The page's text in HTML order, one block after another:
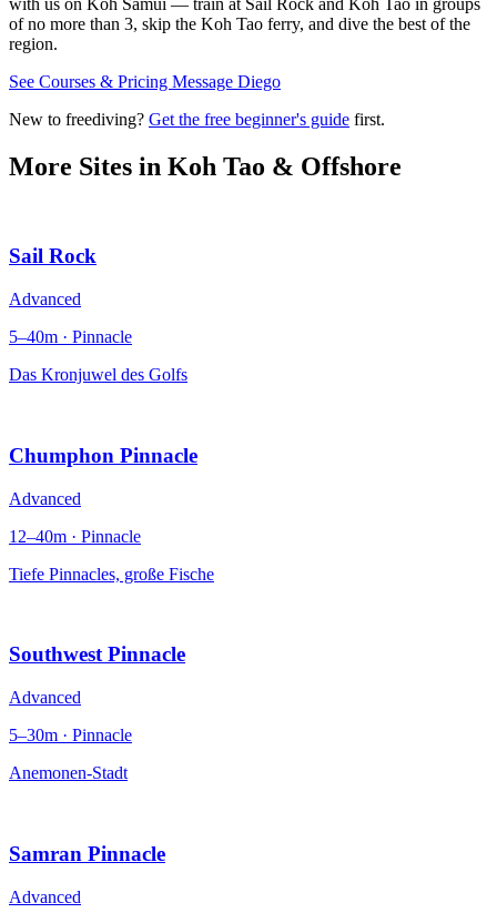
with us on Koh Samui — train at Sail Rock and Koh Tao in groups
of no more than 3, skip the Koh Tao ferry, and dive the best of the
region.
See Courses & Pricing Message Diego
New to freediving? Get the free beginner's guide first.
More Sites in Koh Tao & Offshore
Sail Rock
Advanced
5–40m · Pinnacle
Das Kronjuwel des Golfs
Chumphon Pinnacle
Advanced
12–40m · Pinnacle
Tiefe Pinnacles, große Fische
Southwest Pinnacle
Advanced
5–30m · Pinnacle
Anemonen-Stadt
Samran Pinnacle
Advanced